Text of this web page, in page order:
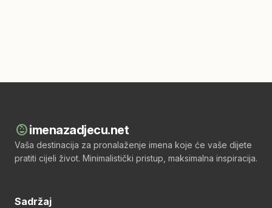
child_careimenazadjecu.net
Vaša destinacija za pronalaženje imena koje će vaše dijete
pratiti cijeli život. Minimalistički pristup, maksimalna inspiracija.
Sadržaj